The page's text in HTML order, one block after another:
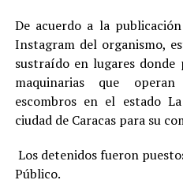
De acuerdo a la
Instagram del organismo,
sustraído en lugares donde
maquinarias que
escombros en el estado
ciudad de Caracas para su
Los detenidos fueron
Público.